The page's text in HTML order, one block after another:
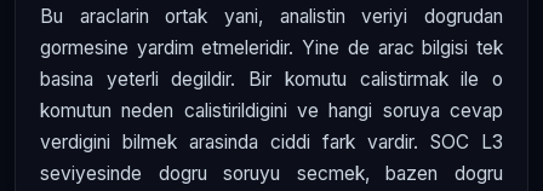
Bu araclarin ortak yani, analistin veriyi dogrudan
gormesine yardim etmeleridir. Yine de arac bilgisi tek
basina yeterli degildir. Bir komutu calistirmak ile o
komutun neden calistirildigini ve hangi soruya cevap
verdigini bilmek arasinda ciddi fark vardir. SOC L3
seviyesinde dogru soruyu secmek, bazen dogru